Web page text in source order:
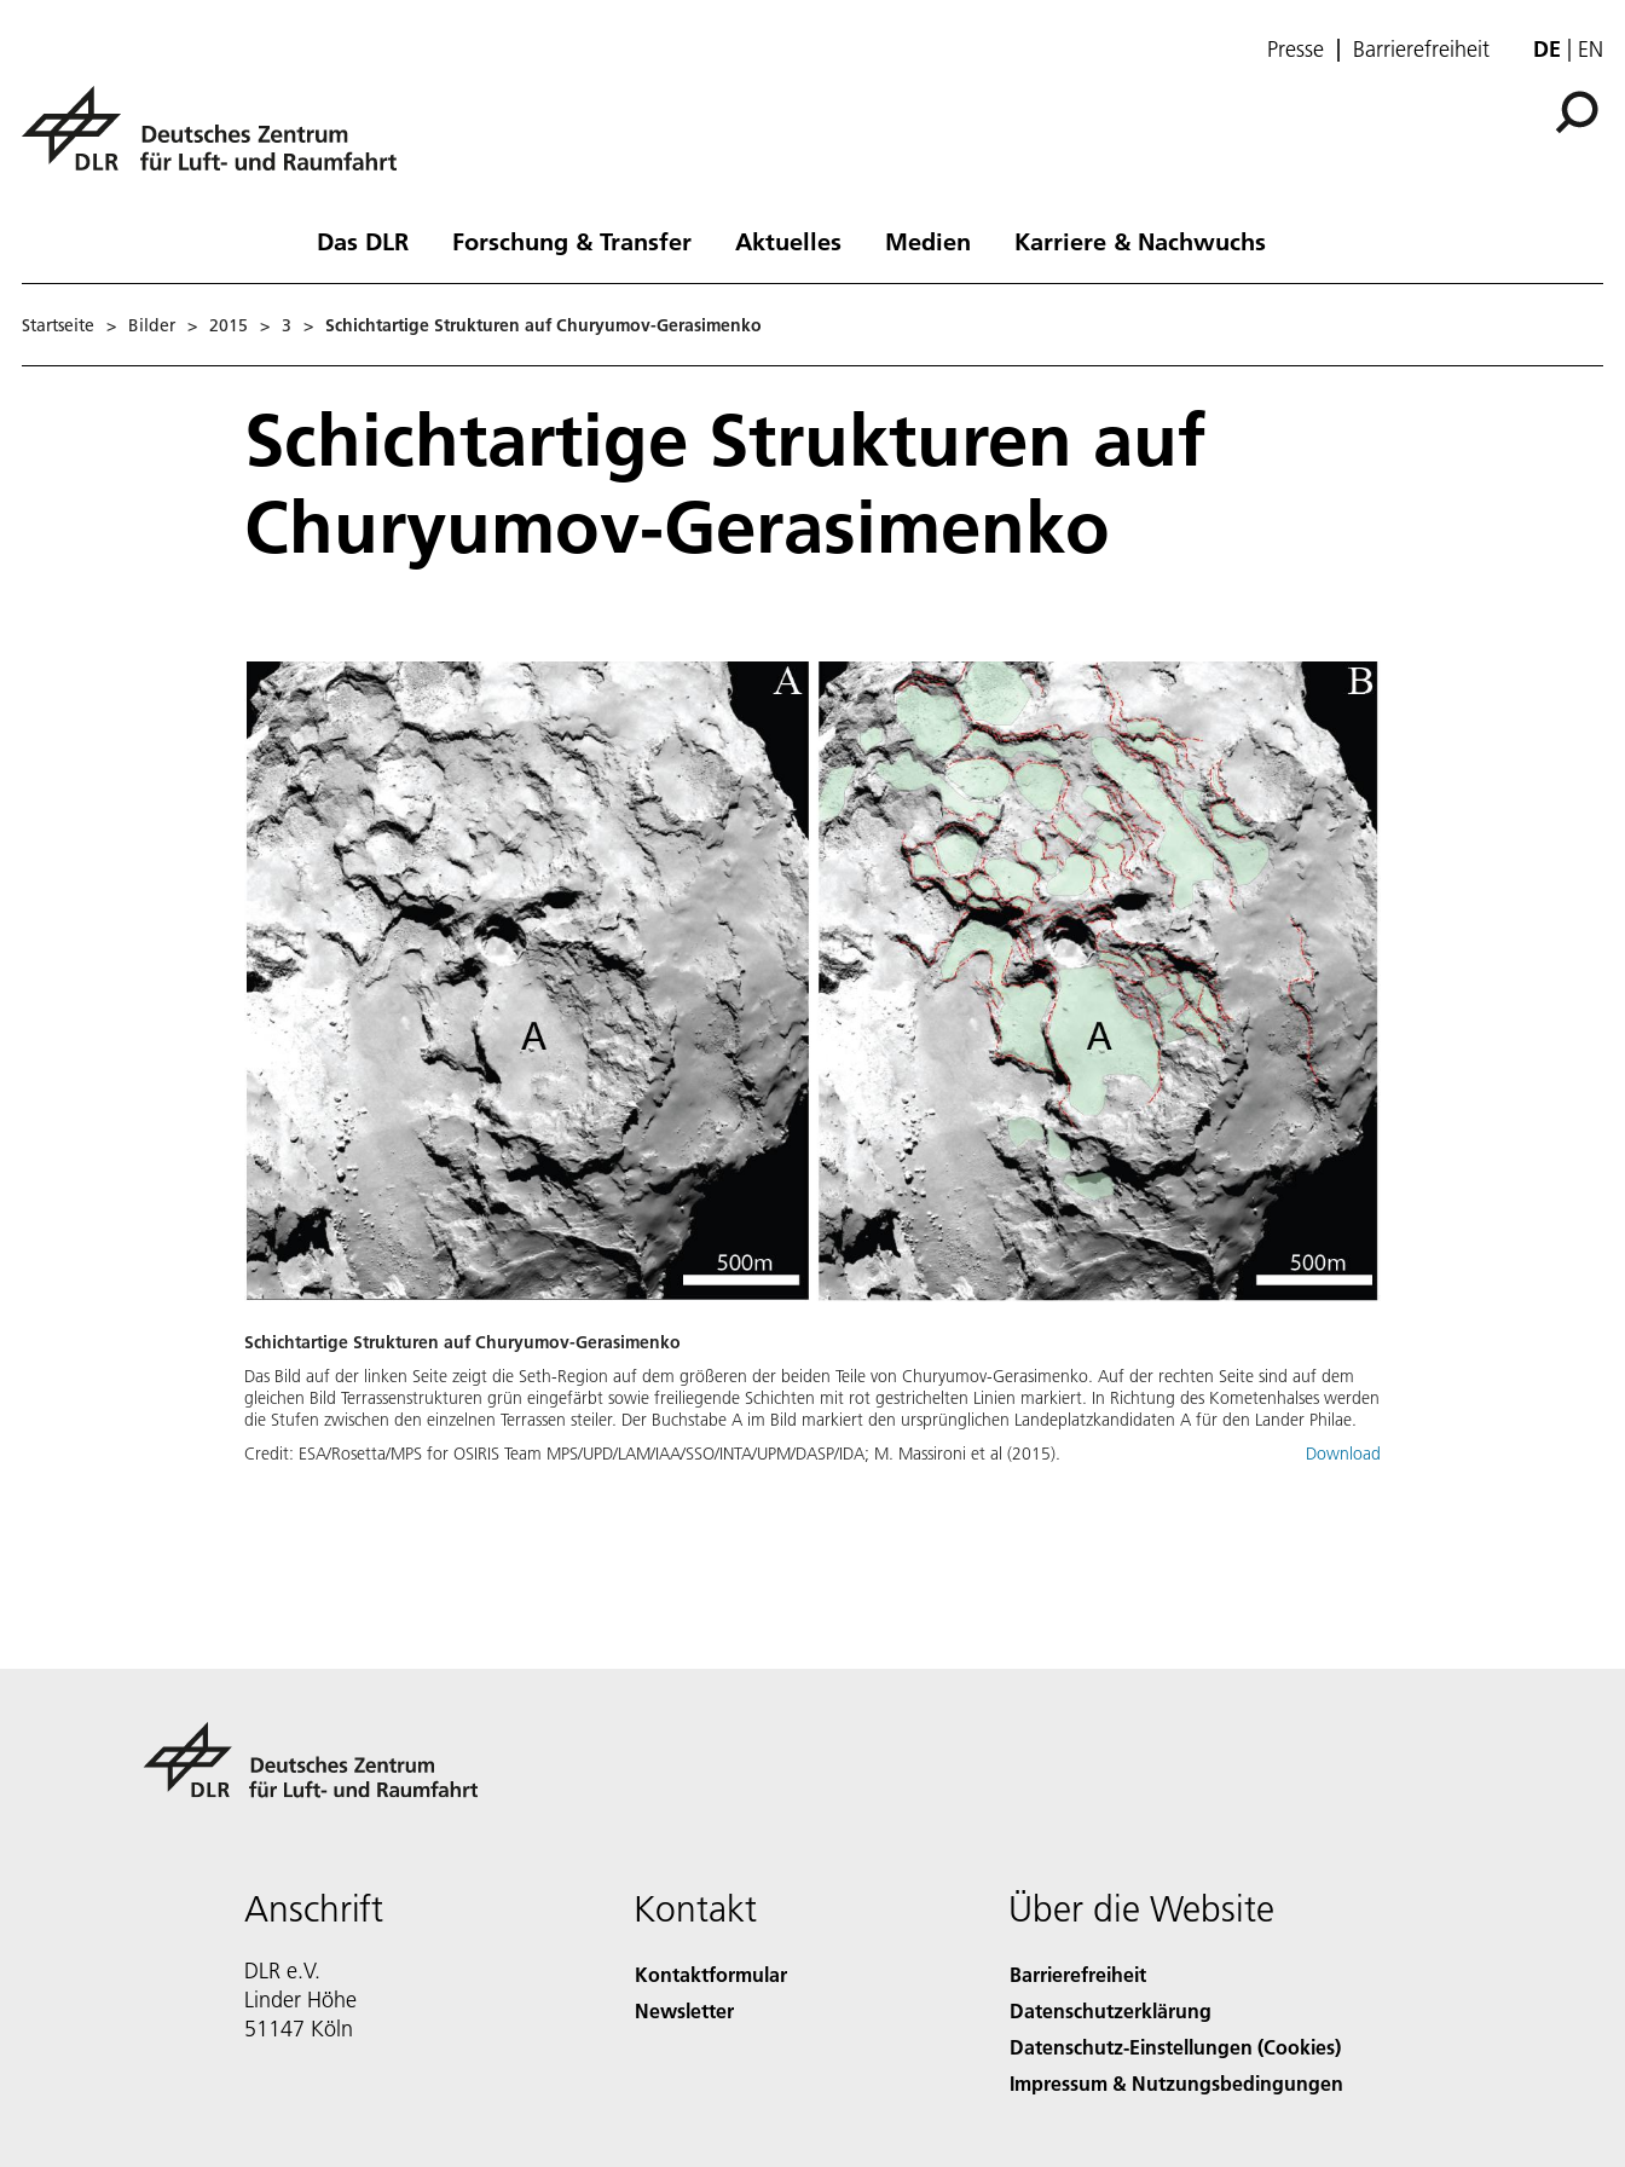
Presse Barrierefreiheit DE EN
Das DLR Forschung & Transfer Aktuelles Medien Karriere & Nachwuchs
Startseite > Bilder > 2015 > 3 > Schichtartige Strukturen auf Churyumov-Gerasimenko
Schichtartige Strukturen auf
Churyumov-Gerasimenko
Schichtartige Strukturen auf Churyumov-Gerasimenko
Das Bild auf der linken Seite zeigt die Seth-Region auf dem größeren der beiden Teile von Churyumov-Gerasimenko. Auf der rechten Seite sind auf dem
gleichen Bild Terrassenstrukturen grün eingefärbt sowie freiliegende Schichten mit rot gestrichelten Linien markiert. In Richtung des Kometenhalses werden
die Stufen zwischen den einzelnen Terrassen steiler. Der Buchstabe A im Bild markiert den ursprünglichen Landeplatzkandidaten A für den Lander Philae.
Credit: ESA/Rosetta/MPS for OSIRIS Team MPS/UPD/LAM/IAA/SSO/INTA/UPM/DASP/IDA; M. Massironi et al (2015). Download
Anschrift
DLR e.V.
Linder Höhe
51147 Köln
Kontakt
Kontaktformular
Newsletter
Über die Website
Barrierefreiheit
Datenschutzerklärung
Datenschutz-Einstellungen (Cookies)
Impressum & Nutzungsbedingungen